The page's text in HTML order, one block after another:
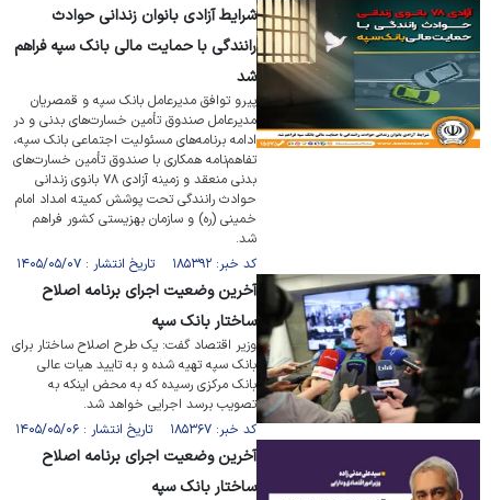
شرایط آزادی بانوان زندانی حوادث
رانندگی با حمایت مالی بانک سپه فراهم
شد
پیرو توافق مدیرعامل بانک سپه و قمصریان
مدیرعامل صندوق تأمین خسارت‌های بدنی و در
ادامه برنامه‌های مسئولیت اجتماعی بانک سپه،
تفاهم‌نامه همکاری با صندوق تأمین خسارت‌های
بدنی منعقد و زمینه آزادی ۷۸ بانوی زندانی
حوادث رانندگی تحت پوشش کمیته امداد امام
خمینی (ره) و سازمان بهزیستی کشور فراهم
شد.
کد خبر: ۱۸۵۳۹۲ تاریخ انتشار : ۱۴۰۵/۰۵/۰۷
آخرین وضعیت اجرای برنامه اصلاح
ساختار بانک سپه
وزیر اقتصاد گفت: یک طرح اصلاح ساختار برای
بانک سپه تهیه شده و به تایید هیات عالی
بانک مرکزی رسیده که به محض اینکه به
تصویب برسد اجرایی خواهد شد.
کد خبر: ۱۸۵۳۶۷ تاریخ انتشار : ۱۴۰۵/۰۵/۰۶
آخرین وضعیت اجرای برنامه اصلاح
ساختار بانک سپه